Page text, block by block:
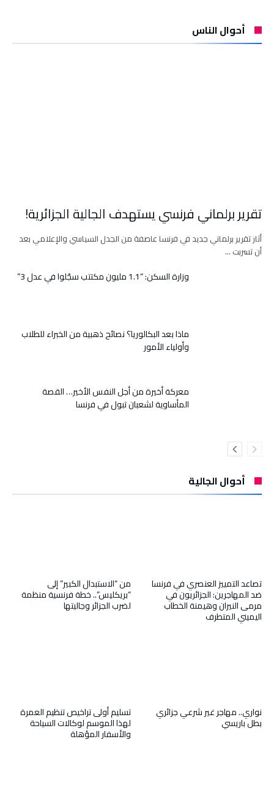
أحوال الناس
تقرير برلماني فرنسي يستهدف الجالية الجزائرية!
أثار تقرير برلماني جديد في فرنسا عاصفة من الجدل السياسي والإعلامي بعد
أن تسربت …
وزارة السكن: “1.1 مليون مكتتب سجّلوا في عدل 3”
ماذا بعد البكالوريا؟ نصائح ذهبية من الخبراء للطلاب
وأولياء الأمور
معركة أخيرة من أجل النفس الأخير… القصة
المأساوية لشعبان تبول في فرنسا
أحوال الجالية
من “الاستبدال الكبير” إلى
“بريكليس”.. خطة فرنسية منظمة
لضرب الجزائر وجاليتها
تصاعد التمييز العنصري في فرنسا
ضد المهاجرين: الجزائريون في
مرمى النيران وهيمنة الخطاب
اليميني المتطرف
تسليم أولى تراخيص تنظيم العمرة
لهذا الموسم لوكالات السياحة
والأسفار المؤهلة
نواري.. مهاجر غير شرعي جزائري
بطل باريسي